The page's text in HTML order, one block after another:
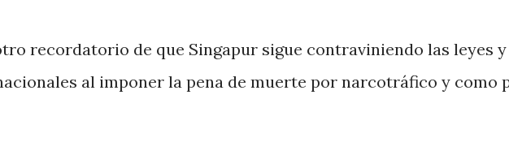
recordatorio de que Singapur sigue contraviniendo las leyes y
al imponer la pena de muerte por narcotráfico y como